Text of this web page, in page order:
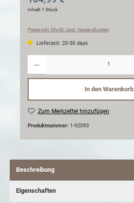
Inhalt:1 Stück
Preise inkl. MwSt. zzgl. Versandkosten
Lieferzeit: 20-30 days
In den Warenkorb
Zum Merkzettel hinzufügen
Produktnummer: 1-92093
Beschreibung
Eigenschaften